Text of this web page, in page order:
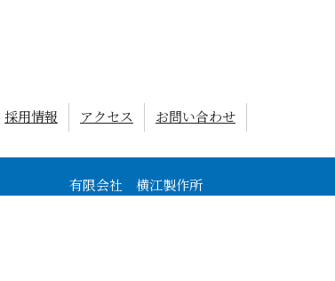
採用情報 アクセス お問い合わせ
有限会社 横江製作所